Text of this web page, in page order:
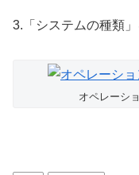
3.「システムの種類」
オペレーシ